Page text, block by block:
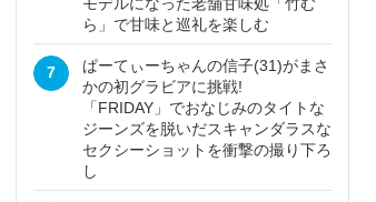
ら」で甘味と巡礼を楽しむ
7
ぱーてぃーちゃんの信子(31)がまさ
かの初グラビアに挑戦!
「FRIDAY」でおなじみのタイトな
ジーンズを脱いだスキャンダラスな
セクシーショットを衝撃の撮り下ろ
し